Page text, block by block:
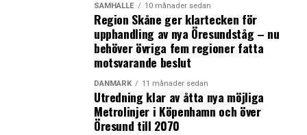
Sverige inför nationellt kontor för life science
Generationsskifte i Wihlborgs fastigheter – Ulrika
Hallengren föreslås bli ny vd och Anders Jarl ny
arbetande styrelseordförande
SAMHÄLLE 10 månader sedan
Region Skåne ger klartecken för
upphandling av nya Öresundståg – nu
behöver övriga fem regioner fatta
motsvarande beslut
DANMARK 11 månader sedan
Utredning klar av åtta nya möjliga
Metrolinjer i Köpenhamn och över
Öresund till 2070